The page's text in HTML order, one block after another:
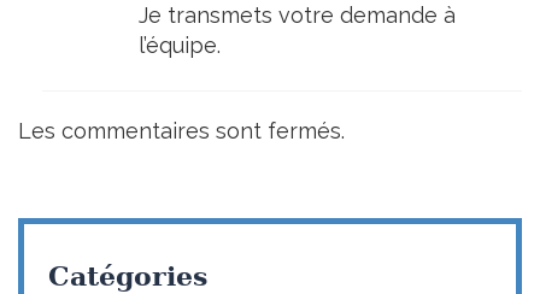
Je transmets votre demande à
l’équipe.
Les commentaires sont fermés.
Catégories